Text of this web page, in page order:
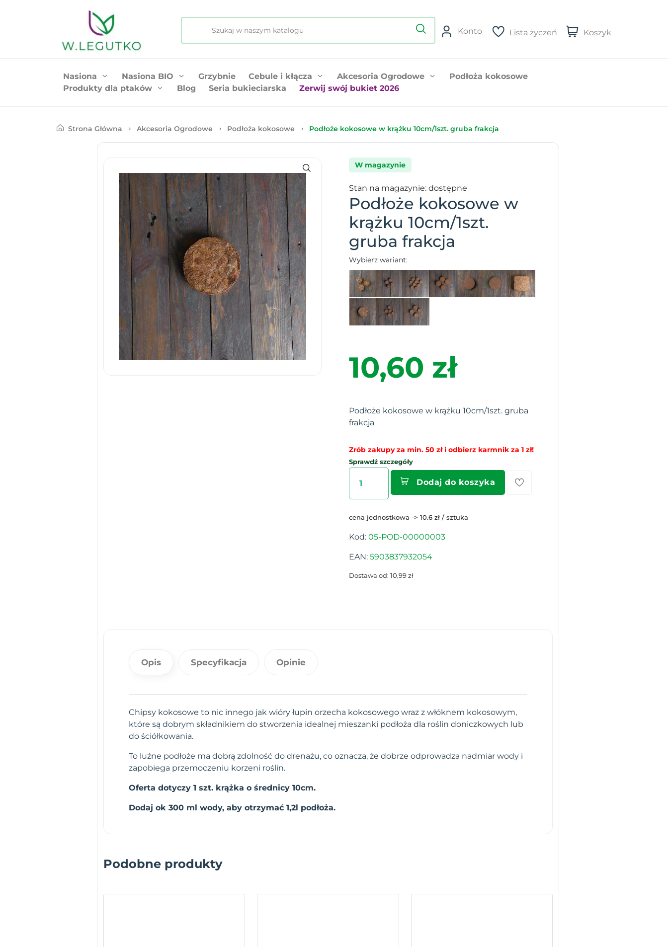
Konto Lista życzeń Koszyk
Nasiona Nasiona BIO Grzybnie Cebule i kłącza Akcesoria Ogrodowe
Podłoża kokosowe
Produkty dla ptaków
Blog Seria bukieciarska Zerwij swój bukiet 2026
Strona Główna Akcesoria Ogrodowe Podłoża kokosowe Podłoże kokosowe w krążku 10cm/1szt. gruba frakcja
W magazynie
Stan na magazynie: dostępne
Podłoże kokosowe w
krążku 10cm/1szt.
gruba frakcja
Wybierz wariant:
10,60 zł
Podłoże kokosowe w krążku 10cm/1szt. gruba
frakcja
Zrób zakupy za min. 50 zł i odbierz karmnik za 1 zł!
Sprawdź szczegóły
Dodaj do koszyka
cena jednostkowa -> 10.6 zł / sztuka
Kod: 05-POD-00000003
EAN: 5903837932054
Dostawa od: 10,99 zł
Opis Specyfikacja Opinie
Chipsy kokosowe to nic innego jak wióry łupin orzecha kokosowego wraz z włóknem kokosowym,
które są dobrym składnikiem do stworzenia idealnej mieszanki podłoża dla roślin doniczkowych lub
do ściółkowania.
To luźne podłoże ma dobrą zdolność do drenażu, co oznacza, że dobrze odprowadza nadmiar wody i
zapobiega przemoczeniu korzeni roślin.
Oferta dotyczy 1 szt. krążka o średnicy 10cm.
Dodaj ok 300 ml wody, aby otrzymać 1,2l podłoża.
Podobne produkty